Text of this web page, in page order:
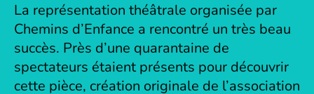
La représentation théâtrale organisée par
Chemins d’Enfance a rencontré un très beau
succès. Près d’une quarantaine de
spectateurs étaient présents pour découvrir
cette pièce, création originale de l’association